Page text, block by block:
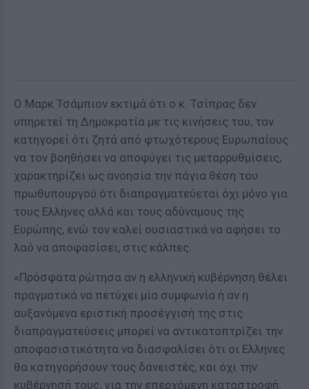
Ο Μαρκ Τσάμπιον εκτιμά ότι ο κ. Τσίπρας δεν
υπηρετεί τη Δημοκρατία με τις κινήσεις του, τον
κατηγορεί ότι ζητά από φτωχότερους Ευρωπαίους
να τον βοηθήσει να αποφύγει τις μεταρρυθμίσεις,
χαρακτηρίζει ως ανοησία την πάγια θέση του
πρωθυπουργού ότι διαπραγματεύεται όχι μόνο για
τους Ελληνες αλλά και τους αδύναμους της
Ευρώπης, ενώ τον καλεί ουσιαστικά να αφήσει το
λαό να αποφασίσει, στις κάλπες.
«Πρόσφατα ρώτησα αν η ελληνική κυβέρνηση θέλει
πραγματικά να πετύχει μία συμφωνία ή αν η
αυξανόμενα εριστική προσέγγισή της στις
διαπραγματεύσεις μπορεί να αντικατοπτρίζει την
αποφασιστικότητα να διασφαλίσει ότι οι Ελληνες
θα κατηγορήσουν τους δανειστές, και όχι την
κυβέρνησή τους, για την επερχόμενη καταστροφή.